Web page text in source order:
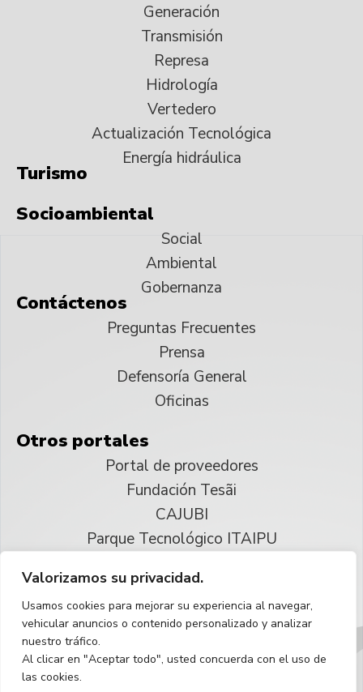
Valorizamos su privacidad.
Usamos cookies para mejorar su experiencia al navegar,
vehicular anuncios o contenido personalizado y analizar
nuestro tráfico.
Al clicar en "Aceptar todo", usted concuerda con el uso de
las cookies.
Generación
Transmisión
Represa
Hidrología
Vertedero
Actualización Tecnológica
Energía hidráulica
Turismo
Socioambiental
Social
Ambiental
Gobernanza
Contáctenos
Preguntas Frecuentes
Prensa
Defensoría General
Oficinas
Otros portales
Portal de proveedores
Fundación Tesãi
CAJUBI
Parque Tecnológico ITAIPU
Reservados todos los derechos
Español